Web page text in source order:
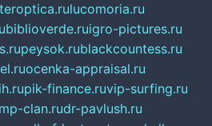
lucomoria.ru
biblioverde.ruigro-pictures.ru
peysok.rublackcountess.ru
ocenka-appraisal.ru
pik-finance.ruvip-surfing.ru
clan.rudr-pavlush.ru